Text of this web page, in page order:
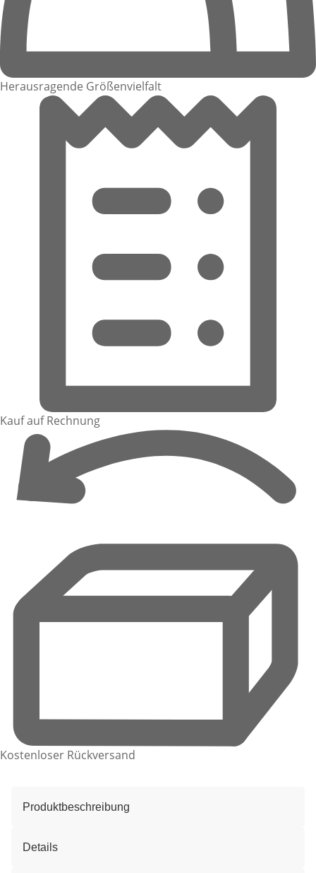
Herausragende Größenvielfalt
Kauf auf Rechnung
Kostenloser Rückversand
Produktbeschreibung
Details